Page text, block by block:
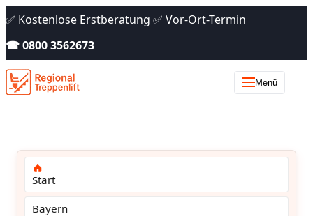
✅ Kostenlose Erstberatung ✅ Vor-Ort-Termin
☎ 0800 3562673
Menü
Start
Bayern